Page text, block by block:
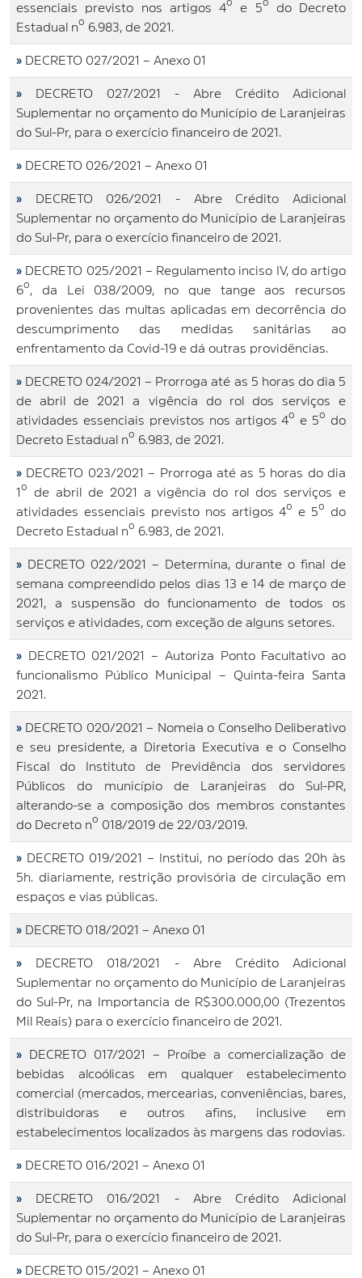
essenciais previsto nos artigos 4º e 5º do Decreto
Estadual nº 6.983, de 2021.
» DECRETO 027/2021 – Anexo 01
»
DECRETO 027/2021 - Abre Crédito Adicional
Suplementar no orçamento do Município de Laranjeiras
do Sul-Pr, para o exercício financeiro de 2021.
» DECRETO 026/2021 – Anexo 01
»
DECRETO 026/2021 - Abre Crédito Adicional
Suplementar no orçamento do Município de Laranjeiras
do Sul-Pr, para o exercício financeiro de 2021.
» DECRETO 025/2021 – Regulamento inciso IV, do artigo
6º, da Lei 038/2009, no que tange aos recursos
provenientes das multas aplicadas em decorrência do
descumprimento das medidas sanitárias ao
enfrentamento da Covid-19 e dá outras providências.
» DECRETO 024/2021 – Prorroga até as 5 horas do dia 5
de abril de 2021 a vigência do rol dos serviços e
atividades essenciais previstos nos artigos 4º e 5º do
Decreto Estadual nº 6.983, de 2021.
» DECRETO 023/2021 – Prorroga até as 5 horas do dia
1º de abril de 2021 a vigência do rol dos serviços e
atividades essenciais previsto nos artigos 4º e 5º do
Decreto Estadual nº 6.983, de 2021.
» DECRETO 022/2021 – Determina, durante o final de
semana compreendido pelos dias 13 e 14 de março de
2021, a suspensão do funcionamento de todos os
serviços e atividades, com exceção de alguns setores.
»
DECRETO 021/2021 – Autoriza Ponto Facultativo ao
funcionalismo Público Municipal – Quinta-feira Santa
2021.
» DECRETO 020/2021 – Nomeia o Conselho Deliberativo
e seu presidente, a Diretoria Executiva e o Conselho
Fiscal do Instituto de Previdência dos servidores
Públicos do município de Laranjeiras do Sul-PR,
alterando-se a composição dos membros constantes
do Decreto nº 018/2019 de 22/03/2019.
» DECRETO 019/2021 – Institui, no período das 20h às
5h. diariamente, restrição provisória de circulação em
espaços e vias públicas.
» DECRETO 018/2021 – Anexo 01
»
DECRETO 018/2021 - Abre Crédito Adicional
Suplementar no orçamento do Município de Laranjeiras
do Sul-Pr, na Importancia de R$300.000,00 (Trezentos
Mil Reais) para o exercício financeiro de 2021.
»
DECRETO 017/2021 – Proíbe a comercialização de
bebidas alcoólicas em qualquer estabelecimento
comercial (mercados, mercearias, conveniências, bares,
distribuidoras e outros afins, inclusive em
estabelecimentos localizados às margens das rodovias.
» DECRETO 016/2021 – Anexo 01
»
DECRETO 016/2021 - Abre Crédito Adicional
Suplementar no orçamento do Município de Laranjeiras
do Sul-Pr, para o exercício financeiro de 2021.
» DECRETO 015/2021 – Anexo 01